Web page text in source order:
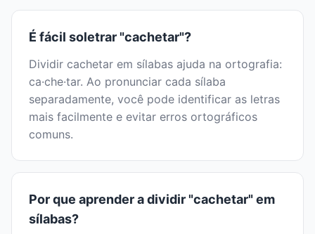
É fácil soletrar "cachetar"?
Dividir cachetar em sílabas ajuda na ortografia:
ca·che·tar. Ao pronunciar cada sílaba
separadamente, você pode identificar as letras
mais facilmente e evitar erros ortográficos
comuns.
Por que aprender a dividir "cachetar" em
sílabas?